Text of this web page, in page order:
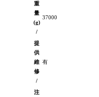
重
量
(g)
/
37000
提
供
維
修
/
有
注